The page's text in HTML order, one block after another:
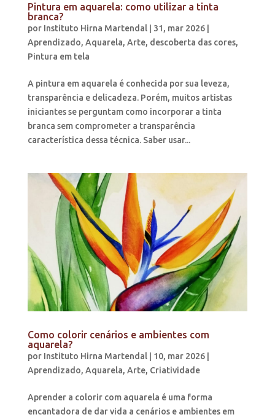
Pintura em aquarela: como utilizar a tinta
branca?
por Instituto Hirna Martendal| 31, mar 2026|
Aprendizado, Aquarela, Arte, descoberta das cores,
Pintura em tela
A pintura em aquarela é conhecida por sua leveza,
transparência e delicadeza. Porém, muitos artistas
iniciantes se perguntam como incorporar a tinta
branca sem comprometer a transparência
característica dessa técnica. Saber usar...
Como colorir cenários e ambientes com
aquarela?
por Instituto Hirna Martendal| 10, mar 2026|
Aprendizado, Aquarela, Arte, Criatividade
Aprender a colorir com aquarela é uma forma
encantadora de dar vida a cenários e ambientes em